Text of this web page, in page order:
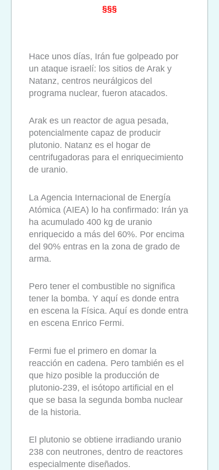
§§§
Hace unos días, Irán fue golpeado por
un ataque israelí: los sitios de Arak y
Natanz, centros neurálgicos del
programa nuclear, fueron atacados.
Arak es un reactor de agua pesada,
potencialmente capaz de producir
plutonio. Natanz es el hogar de
centrifugadoras para el enriquecimiento
de uranio.
La Agencia Internacional de Energía
Atómica (AIEA) lo ha confirmado: Irán ya
ha acumulado 400 kg de uranio
enriquecido a más del 60%. Por encima
del 90% entras en la zona de grado de
arma.
Pero tener el combustible no significa
tener la bomba. Y aquí es donde entra
en escena la Física. Aquí es donde entra
en escena Enrico Fermi.
Fermi fue el primero en domar la
reacción en cadena. Pero también es el
que hizo posible la producción de
plutonio-239, el isótopo artificial en el
que se basa la segunda bomba nuclear
de la historia.
El plutonio se obtiene irradiando uranio
238 con neutrones, dentro de reactores
especialmente diseñados.